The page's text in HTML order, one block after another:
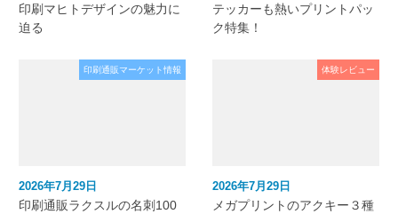
印刷マヒトデザインの魅力に
迫る
テッカーも熱いプリントパッ
ク特集！
印刷通販マーケット情報
2026年7月29日
印刷通販ラクスルの名刺100
体験レビュー
2026年7月29日
メガプリントのアクキー３種